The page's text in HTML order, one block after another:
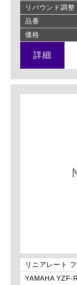
リバウンド調整
品番
価格
詳細
リニアレート
YAMAHA YZF-